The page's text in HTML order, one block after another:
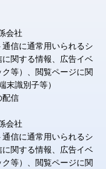
会社
信に通常用いられるシ
関する情報、広告イベ
等）、閲覧ページに関
末識別子等）
配信
会社
信に通常用いられるシ
関する情報、広告イベ
等）、閲覧ページに関